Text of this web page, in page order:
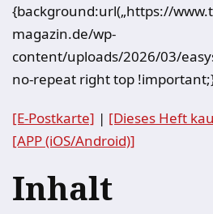
{background:url(„https://
magazin.de/wp-
content/uploads/2026/03/
no-repeat right top
[E-Postkarte] | [Dieses Heft
[APP (iOS/Android)]
Inhalt